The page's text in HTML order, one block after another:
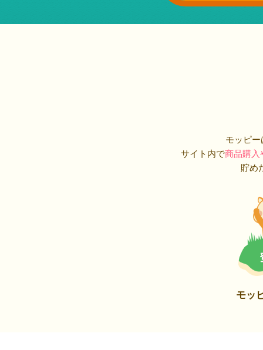
モッピ
サイト内で商品購入
貯め
モッ